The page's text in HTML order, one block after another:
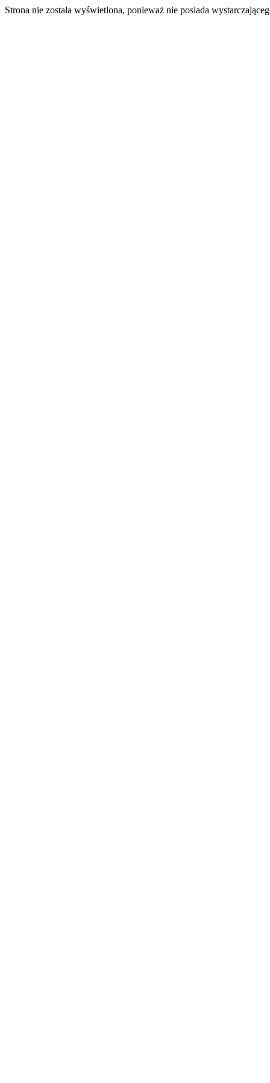
Strona nie została wyświetlona, ponieważ nie posiada